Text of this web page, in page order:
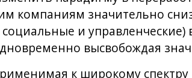
компаниям значительно
и управленческие)
высвобождая
к широкому